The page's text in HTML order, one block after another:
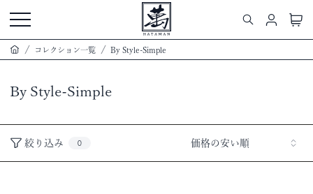
コレクション一覧 By Style-Simple
By Style-Simple
絞り込み 0 価格の安い順